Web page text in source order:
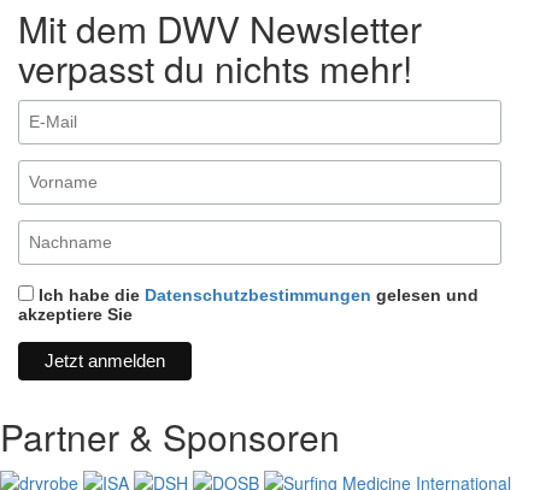
Mit dem DWV Newsletter
verpasst du nichts mehr!
Ich habe die Datenschutzbestimmungen gelesen und
akzeptiere Sie
Partner & Sponsoren